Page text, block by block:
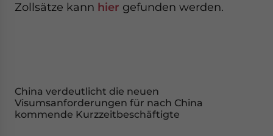
Zollsätze kann hier gefunden werden.
China verdeutlicht die neuen
Visumsanforderungen für nach China
kommende Kurzzeitbeschäftigte